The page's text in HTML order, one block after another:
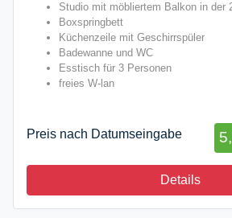
Studio mit möbliertem Balkon in der
Boxspringbett
Küchenzeile mit Geschirrspüler
Badewanne und WC
Esstisch für 3 Personen
freies W-lan
Preis nach Datumseingabe
Details